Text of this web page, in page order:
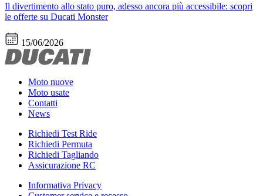
Il divertimento allo stato puro, adesso ancora più accessibile: scopri
le offerte su Ducati Monster
15/06/2026
Moto nuove
Moto usate
Contatti
News
Richiedi Test Ride
Richiedi Permuta
Richiedi Tagliando
Assicurazione RC
Informativa Privacy